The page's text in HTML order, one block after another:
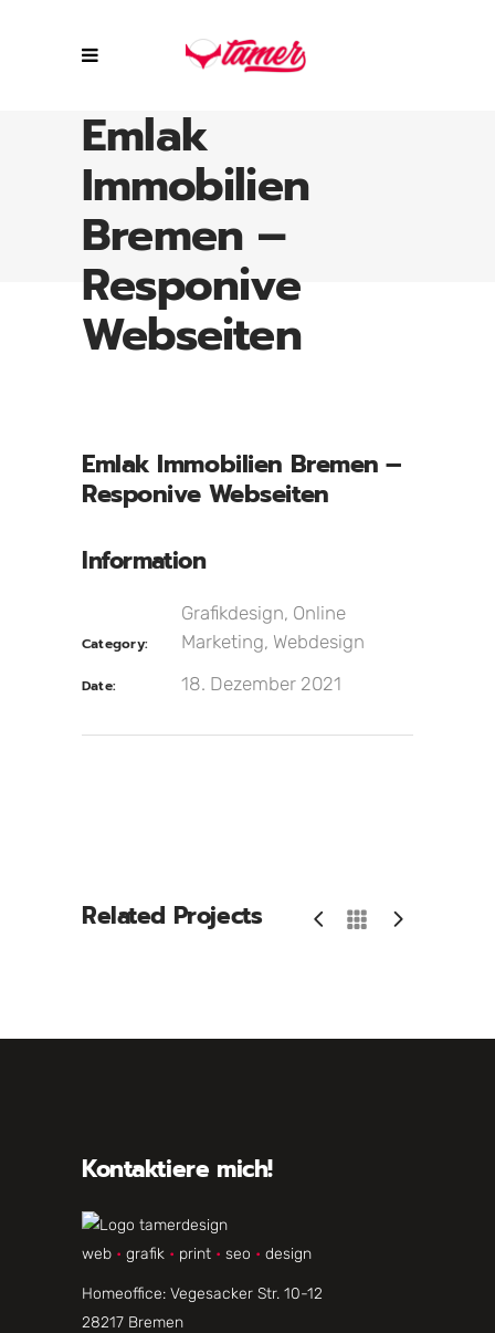
Emlak
Immobilien
Bremen –
Responive
Webseiten
Emlak Immobilien Bremen –
Responive Webseiten
Information
Category:
Grafikdesign, Online
Marketing, Webdesign
Date: 18. Dezember 2021
Related Projects
Kontaktiere mich!
web • grafik • print • seo • design
Homeoffice: Vegesacker Str. 10-12
28217 Bremen